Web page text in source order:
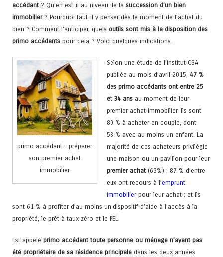
accédant ? Qu’en est-il au niveau de la succession d’un bien
immobilier? Pourquoi faut-il y penser dès le moment de l’achat du
bien ? Comment l’anticiper, quels outils sont mis à la disposition des
primo accédants pour cela ? Voici quelques indications.
primo accédant – préparer
son premier achat
immobilier
Selon une étude de l’institut CSA
publiée au mois d’avril 2015,47 %
des primo accédants ont entre 25
et 34 ans au moment de leur
premier achat immobilier. Ils sont
80 % à acheter en couple, dont
58 % avec au moins un enfant. La
majorité de ces acheteurs privilégie
une maison ou un pavillon pour leur
premier achat (63%) ; 87 % d’entre
eux ont recours à l’emprunt
immobilier pour leur achat ; et ils
sont 61 % à profiter d’au moins un dispositif d’aide à l’accès à la
propriété, le prêt à taux zéro et le PEL.
Est appelé primo accédant toute personne ou ménage n’ayant pas
été propriétaire de sa résidence principale dans les deux années